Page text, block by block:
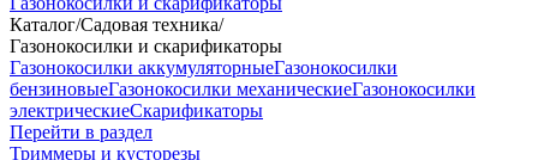
Каталог/Садовая техника/
Газонокосилки и скарификаторы
Газонокосилки аккумуляторныеГазонокосилки
бензиновыеГазонокосилки механическиеГазонокосилки
электрическиеСкарификаторы
Перейти в раздел
Триммеры и кусторезы